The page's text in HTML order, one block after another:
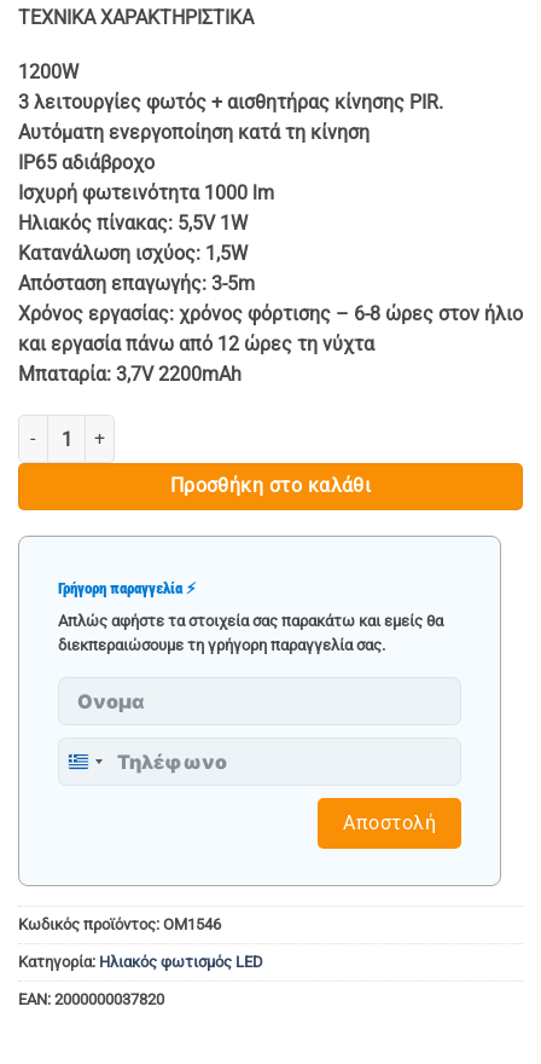
€ 25.90.
ΤΕΧΝΙΚΑ ΧΑΡΑΚΤΗΡΙΣΤΙΚΑ
1200W
3 λειτουργίες φωτός + αισθητήρας κίνησης PIR.
Αυτόματη ενεργοποίηση κατά τη κίνηση
IP65 αδιάβροχο
Ισχυρή φωτεινότητα 1000 lm
Ηλιακός πίνακας: 5,5V 1W
Κατανάλωση ισχύος: 1,5W
Απόσταση επαγωγής: 3-5m
Χρόνος εργασίας: χρόνος φόρτισης – 6-8 ώρες στον ήλιο
και εργασία πάνω από 12 ώρες τη νύχτα
Μπαταρία: 3,7V 2200mAh
2 ΤΕΜ. ΗΛΙΑΚΗ ΛΑΜΠΑ ΜΕ ΑΙΣΘΗΤΗΡΑ ΚΙΝΗΣΗΣ 1200W - 6COB BK-
Προσθήκη στο καλάθι
Γρήγορη παραγγελία ⚡
Απλώς αφήστε τα στοιχεία σας παρακάτω και εμείς θα
διεκπεραιώσουμε τη γρήγορη παραγγελία σας.
Greece
Αποστολή
Κωδικός προϊόντος: OM1546
Κατηγορία: Ηλιακός φωτισμός LED
EAN: 2000000037820